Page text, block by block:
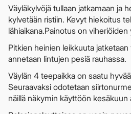
Väyläkylvöjä tullaan jatkamaan ja
kylvetään ristiin. Kevyt hiekoitus
lähiaikana.Painotus on viheriöiden
Pitkien heinien leikkuuta
annetaan lintujen pesiä rauhassa.
Väylän 4 teepaikka on saatu
Seuraavaksi odotetaan
näillä näkymin käyttöön kesäkuun